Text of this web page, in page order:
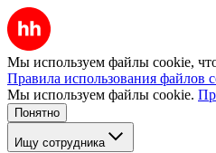
Мы используем файлы cookie,
Правила использования файлов
Мы используем файлы cookie.
Понятно
Ищу сотрудника